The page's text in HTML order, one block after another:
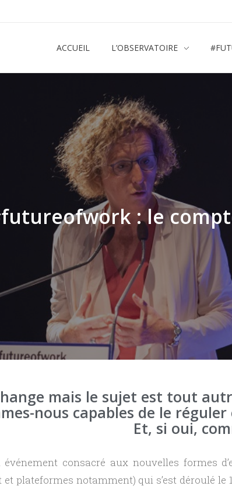
ACCUEIL L’OBSERVATOIRE
: le
mais le sujet est tout
nous capables de le
Et, si oui,
consacré aux nouvelles formes
plateformes notamment) qui s’est déroulé le